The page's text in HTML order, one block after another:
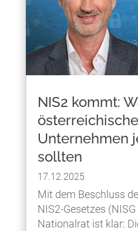
NIS2 kommt:
österreichische
Unternehmen
sollten
17.12.2025
Mit dem Beschluss
NIS2-Gesetzes
Nationalrat ist klar: